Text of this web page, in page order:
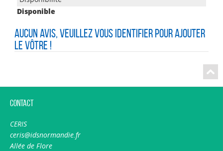
Disponible
Aucun avis, veuillez vous identifier pour ajouter
le vôtre !
Contact
CERIS
ceris@idsnormandie.fr
Allée de Flore